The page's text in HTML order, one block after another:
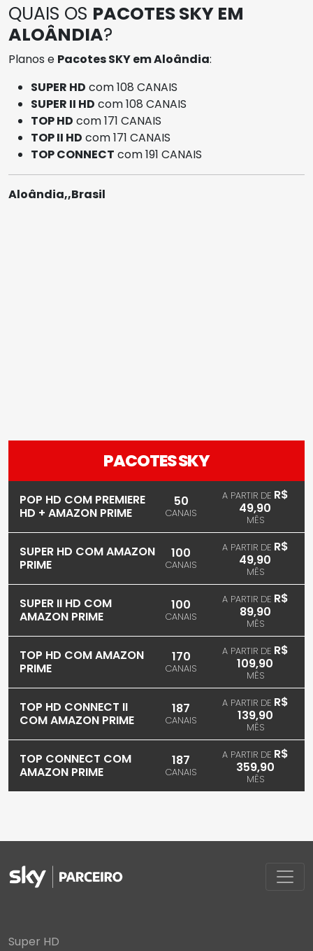
QUAIS OS PACOTES SKY EM
ALOÂNDIA?
Planos e Pacotes SKY em Aloândia:
SUPER HD com 108 CANAIS
SUPER II HD com 108 CANAIS
TOP HD com 171 CANAIS
TOP II HD com 171 CANAIS
TOP CONNECT com 191 CANAIS
Aloândia,,Brasil
PACOTES SKY
POP HD COM PREMIERE
HD + AMAZON PRIME
50
CANAIS
A PARTIR DE R$
49,90
MÊS
SUPER HD COM AMAZON
PRIME
100
CANAIS
A PARTIR DE R$
49,90
MÊS
SUPER II HD COM
AMAZON PRIME
100
CANAIS
A PARTIR DE R$
89,90
MÊS
TOP HD COM AMAZON
PRIME
170
CANAIS
A PARTIR DE R$
109,90
MÊS
TOP HD CONNECT II
COM AMAZON PRIME
187
CANAIS
A PARTIR DE R$
139,90
MÊS
TOP CONNECT COM
AMAZON PRIME
187
CANAIS
A PARTIR DE R$
359,90
MÊS
Super HD